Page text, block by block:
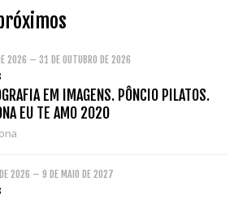
2026 – 31 DE OUTUBRO DE 2026
EM IMAGENS. PÔNCIO PILATOS.
EU TE AMO 2020
2026 – 9 DE MAIO DE 2027